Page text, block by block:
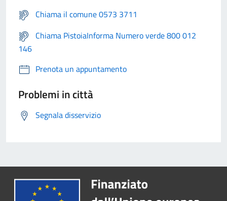
Chiama il comune 0573 3711
Chiama PistoiaInforma Numero verde 800 012
146
Prenota un appuntamento
Problemi in città
Segnala disservizio